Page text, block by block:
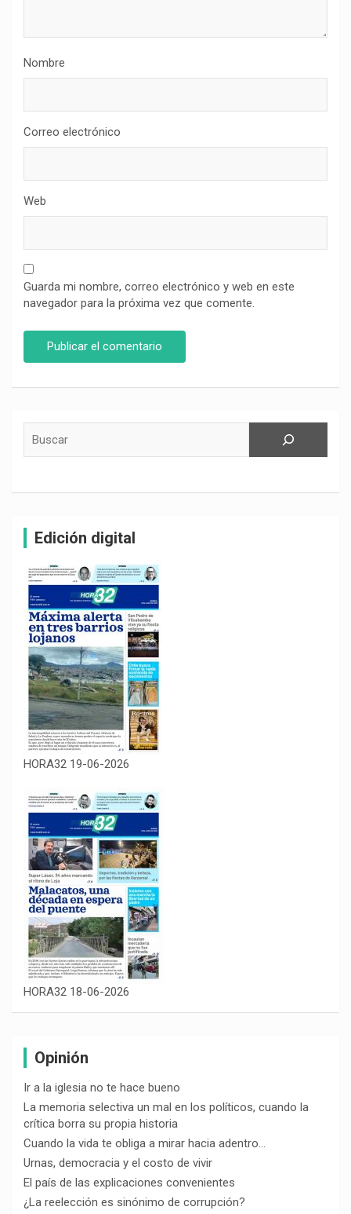
Nombre
Correo electrónico
Web
Guarda mi nombre, correo electrónico y web en este
navegador para la próxima vez que comente.
Edición digital
HORA32 19-06-2026
HORA32 18-06-2026
Opinión
Ir a la iglesia no te hace bueno
La memoria selectiva un mal en los políticos, cuando la
crítica borra su propia historia
Cuando la vida te obliga a mirar hacia adentro…
Urnas, democracia y el costo de vivir
El país de las explicaciones convenientes
¿La reelección es sinónimo de corrupción?